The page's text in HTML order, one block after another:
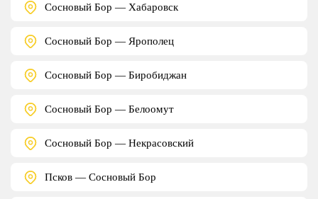
Сосновый Бор — Хабаровск
Сосновый Бор — Ярополец
Сосновый Бор — Биробиджан
Сосновый Бор — Белоомут
Сосновый Бор — Некрасовский
Псков — Сосновый Бор